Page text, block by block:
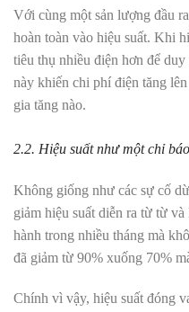
Với cùng một sản lượng đầu
hoàn toàn vào hiệu suất. Khi
tiêu thụ nhiều điện hơn để
này khiến chi phí điện tăng
gia tăng nào.
2.2. Hiệu suất như một chỉ
Không giống như các sự cố
giảm hiệu suất diễn ra từ từ
hành trong nhiều tháng mà
đã giảm từ 90% xuống 70%
Chính vì vậy, hiệu suất đóng